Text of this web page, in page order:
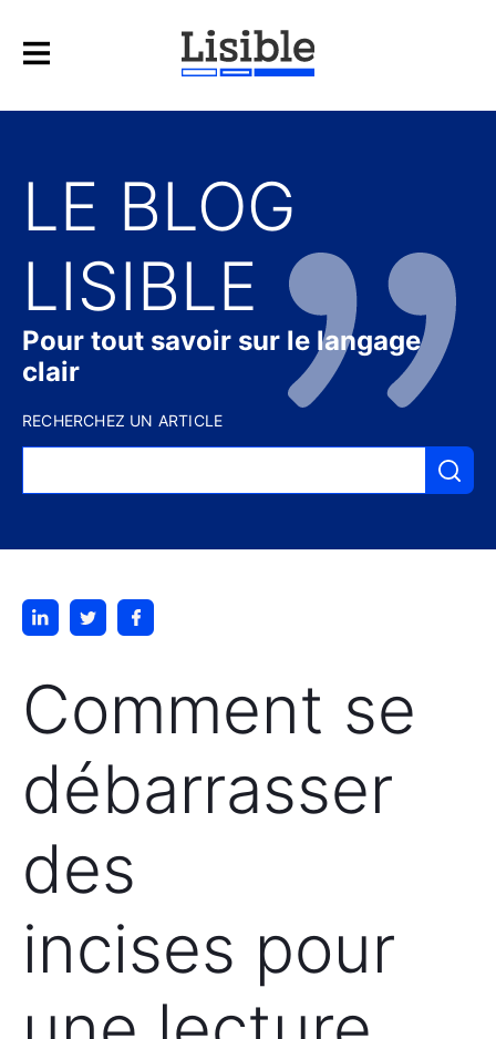
LE BLOG
LISIBLE
Pour tout savoir sur le langage
clair
RECHERCHEZ UN ARTICLE
Comment se
débarrasser
des
incises pour